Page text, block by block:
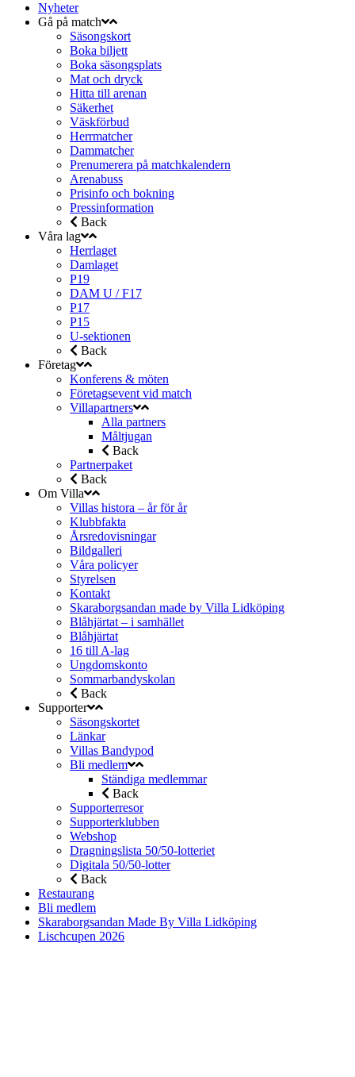
Nyheter
Gå på match
Säsongskort
Boka biljett
Boka säsongsplats
Mat och dryck
Hitta till arenan
Säkerhet
Väskförbud
Herrmatcher
Dammatcher
Prenumerera på matchkalendern
Arenabuss
Prisinfo och bokning
Pressinformation
Back
Våra lag
Herrlaget
Damlaget
P19
DAM U / F17
P17
P15
U-sektionen
Back
Företag
Konferens & möten
Företagsevent vid match
Villapartners
Alla partners
Måltjugan
Back
Partnerpaket
Back
Om Villa
Villas histora – år för år
Klubbfakta
Årsredovisningar
Bildgalleri
Våra policyer
Styrelsen
Kontakt
Skaraborgsandan made by Villa Lidköping
Blåhjärtat – i samhället
Blåhjärtat
16 till A-lag
Ungdomskonto
Sommarbandyskolan
Back
Supporter
Säsongskortet
Länkar
Villas Bandypod
Bli medlem
Ständiga medlemmar
Back
Supporterresor
Supporterklubben
Webshop
Dragningslista 50/50-lotteriet
Digitala 50/50-lotter
Back
Restaurang
Bli medlem
Skaraborgsandan Made By Villa Lidköping
Lischcupen 2026